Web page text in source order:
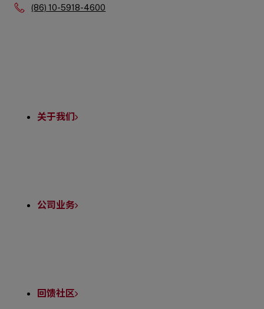
Phone:
(86) 10-5918-4600
关于我们
公司业务
回馈社区